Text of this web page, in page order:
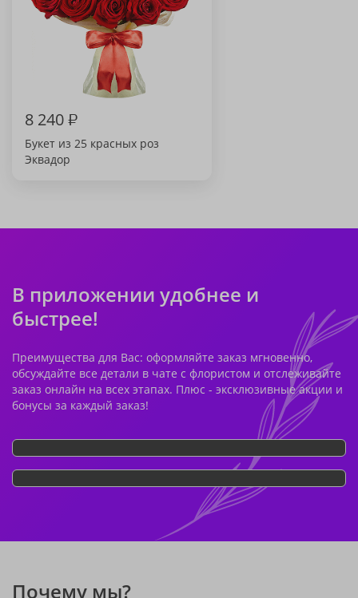
8 240₽
Букет из 25 красных роз
Эквадор
В приложении удобнее и
быстрее!
Преимущества для Вас: оформляйте заказ мгновенно,
обсуждайте все детали в чате с флористом и отслеживайте
заказ онлайн на всех этапах. Плюс - эксклюзивные акции и
бонусы за каждый заказ!
Почему мы?